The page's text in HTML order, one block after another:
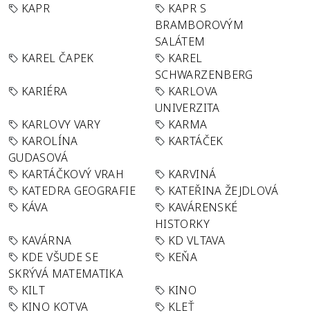
KAPR
KAPR S
BRAMBOROVÝM
SALÁTEM
KAREL ČAPEK
KAREL
SCHWARZENBERG
KARIÉRA
KARLOVA
UNIVERZITA
KARLOVY VARY
KARMA
KAROLÍNA
GUDASOVÁ
KARTÁČEK
KARTÁČKOVÝ VRAH
KARVINÁ
KATEDRA GEOGRAFIE
KATEŘINA ŽEJDLOVÁ
KÁVA
KAVÁRENSKÉ
HISTORKY
KAVÁRNA
KD VLTAVA
KDE VŠUDE SE
SKRÝVÁ MATEMATIKA
KEŇA
KILT
KINO
KINO KOTVA
KLEŤ